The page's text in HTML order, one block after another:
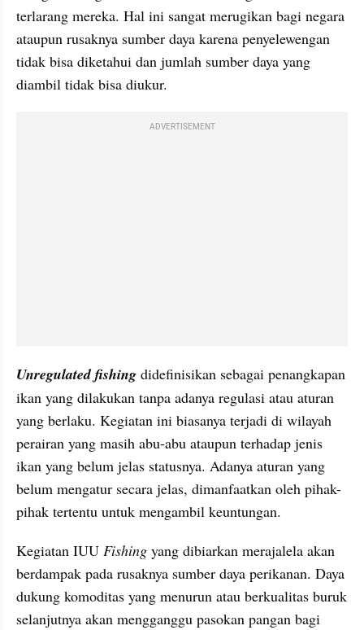
terlarang mereka. Hal ini sangat merugikan bagi negara
ataupun rusaknya sumber daya karena penyelewengan
tidak bisa diketahui dan jumlah sumber daya yang
diambil tidak bisa diukur.
ADVERTISEMENT
Unregulated fishing didefinisikan sebagai penangkapan
ikan yang dilakukan tanpa adanya regulasi atau aturan
yang berlaku. Kegiatan ini biasanya terjadi di wilayah
perairan yang masih abu-abu ataupun terhadap jenis
ikan yang belum jelas statusnya. Adanya aturan yang
belum mengatur secara jelas, dimanfaatkan oleh pihak-
pihak tertentu untuk mengambil keuntungan.
Kegiatan IUU Fishing yang dibiarkan merajalela akan
berdampak pada rusaknya sumber daya perikanan. Daya
dukung komoditas yang menurun atau berkualitas buruk
selanjutnya akan mengganggu pasokan pangan bagi